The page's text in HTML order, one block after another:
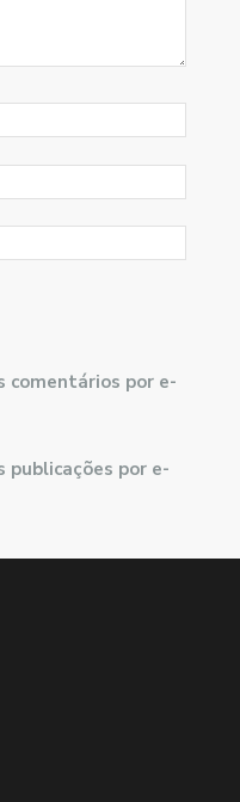
comentários por e-
publicações por e-